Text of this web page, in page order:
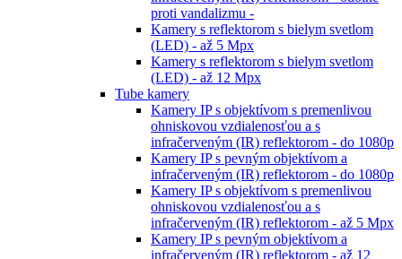
proti vandalizmu -
Kamery s reflektorom s bielym svetlom
(LED) - až 5 Mpx
Kamery s reflektorom s bielym svetlom
(LED) - až 12 Mpx
Tube kamery
Kamery IP s objektívom s premenlivou
ohniskovou vzdialenosťou a s
infračerveným (IR) reflektorom - do 1080p
Kamery IP s pevným objektívom a
infračerveným (IR) reflektorom - do 1080p
Kamery IP s objektívom s premenlivou
ohniskovou vzdialenosťou a s
infračerveným (IR) reflektorom - až 5 Mpx
Kamery IP s pevným objektívom a
infračerveným (IR) reflektorom - až 12